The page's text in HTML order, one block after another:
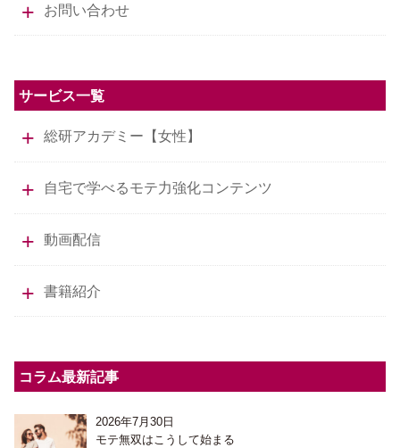
お問い合わせ
サービス一覧
総研アカデミー【女性】
自宅で学べるモテ力強化コンテンツ
動画配信
書籍紹介
コラム最新記事
2026年7月30日
モテ無双はこうして始まる